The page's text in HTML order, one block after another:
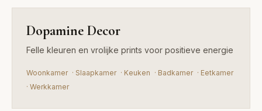
Dopamine Decor
Felle kleuren en vrolijke prints voor positieve energie
Woonkamer · Slaapkamer · Keuken · Badkamer · Eetkamer
· Werkkamer